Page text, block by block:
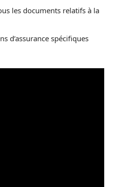
les documents relatifs à la
d’assurance spécifiques